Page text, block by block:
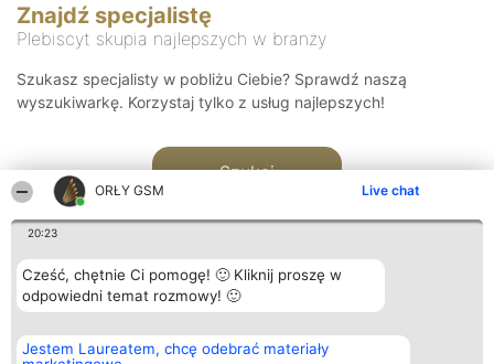
ORŁY GSM Live chat
20:23
Cześć, chętnie Ci pomogę! 🙂 Kliknij proszę w
odpowiedni temat rozmowy! 🙂
Jestem Laureatem, chcę odebrać materiały
Znajdź specjalistę
Plebiscyt skupia najlepszych w branży
Szukasz specjalisty w pobliżu Ciebie? Sprawdź naszą
wyszukiwarkę. Korzystaj tylko z usług najlepszych!
Szukaj
Organizator plebiscytu
Bright Side Solutions sp. z o.
Plebiscyt
Laureaci
Kontakt
Kontakt